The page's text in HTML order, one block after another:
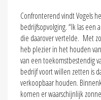
Confronterend vindt Vogels
bedrijfsopvolging. “Ik las
die daarover vertelde. Met
heb plezier in het houden
van een toekomstbestendig
bedrijf voort willen zetten is
verkoopbaar houden.
komen er waarschijnlijk